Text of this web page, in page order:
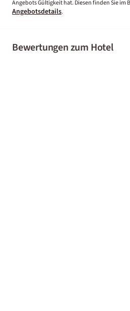
Angebots Gültigkeit hat. Diesen finden Sie im
Angebotsdetails.
Bewertungen zum Hotel